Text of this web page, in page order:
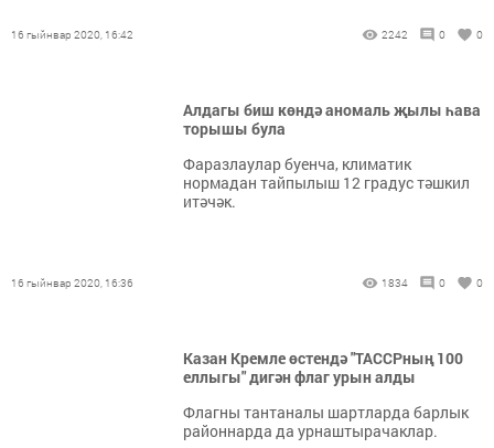
16 гыйнвар 2020, 16:42 2242 0 0
Алдагы биш көндә аномаль җылы һава
торышы була
Фаразлаулар буенча, климатик
нормадан тайпылыш 12 градус тәшкил
итәчәк.
16 гыйнвар 2020, 16:36 1834 0 0
Казан Кремле өстендә "ТАССРның 100
еллыгы" дигән флаг урын алды
Флагны тантаналы шартларда барлык
районнарда да урнаштырачаклар.